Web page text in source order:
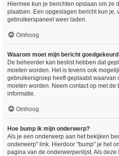
Hiermee kun je berichten opslaan om ze
plaatsen. Een opgeslagen bericht kun je,
gebruikerspaneel weer laden.
Omhoog
Waarom moet mijn bericht
De beheerder kan beslist hebben dat
moeten worden. Het is tevens ook
gebruikersgroep heeft geplaatst waarvan
moeten worden. Neem contact op met de
informatie.
Omhoog
Hoe bump ik mijn onderwerp?
Als je een onderwerp aan het bekijken
onderwerp" link. Hierdoor "bump" je het
pagina van de onderwerpenlijst. Als deze